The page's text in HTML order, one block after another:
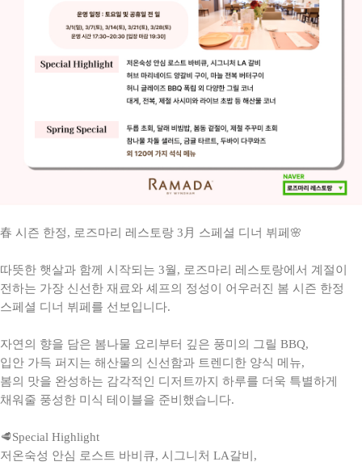
春 시즌 한정, 로즈마리 레스토랑 3月 스페셜 디너 뷔페🌸
따뜻한 햇살과 함께 시작되는 3월, 로즈마리 레스토랑에서 계절이
전하는 가장 신선한 재료와 셰프의 정성이 어우러진 봄 시즌 한정
스페셜 디너 뷔페를 선보입니다.
자연의 향을 담은 봄나물 요리부터 깊은 풍미의 그릴 BBQ,
입안 가득 퍼지는 해산물의 신선함과 트렌디한 양식 메뉴,
봄의 맛을 완성하는 감각적인 디저트까지 하루를 더욱 특별하게
채워줄 풍성한 미식 테이블을 준비했습니다.
🥩Special Highlight
저온숙성 안심 로스트 바비큐, 시그니처 LA갈비,